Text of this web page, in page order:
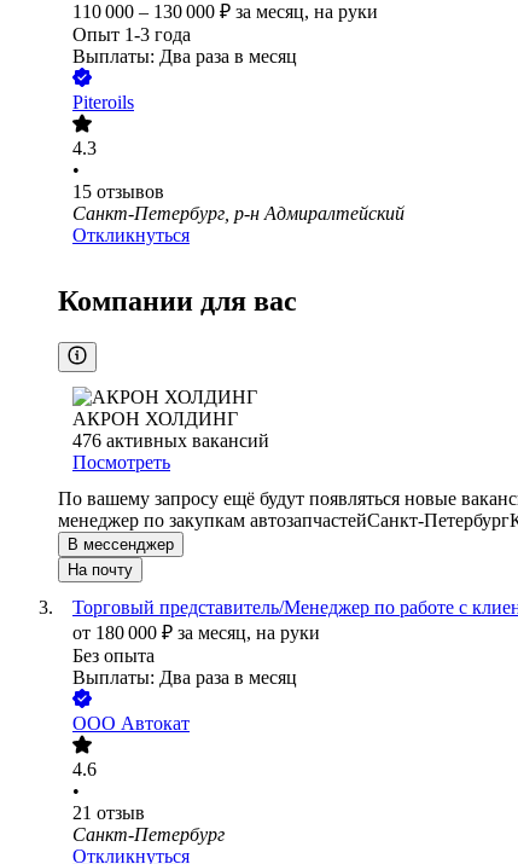
110 000 – 130 000 ₽ за месяц, на руки
Опыт 1-3 года
Выплаты: Два раза в месяц
Piteroils
4.3
•
15 отзывов
Санкт-Петербург, р-н Адмиралтейский
Откликнуться
Компании для вас
АКРОН ХОЛДИНГ
476 активных вакансий
Посмотреть
По вашему запросу ещё будут появляться новые
менеджер по закупкам автозапчастейСанкт-Петербург
В мессенджер
На почту
Торговый представитель/Менеджер по работе с
от 180 000 ₽ за месяц, на руки
Без опыта
Выплаты: Два раза в месяц
ООО Автокат
4.6
•
21 отзыв
Санкт-Петербург
Откликнуться